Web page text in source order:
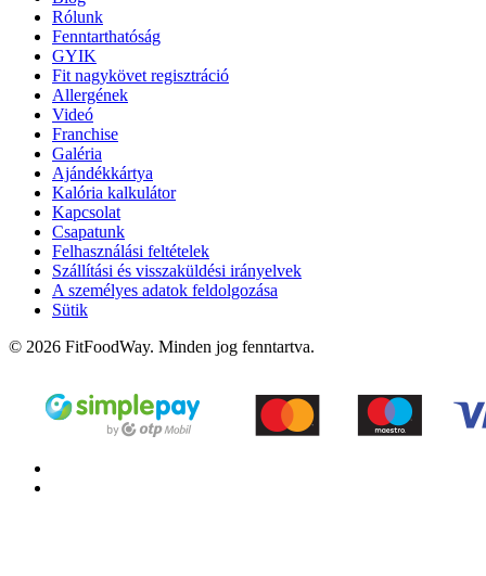
Rólunk
Fenntarthatóság
GYIK
Fit nagykövet regisztráció
Allergének
Videó
Franchise
Galéria
Ajándékkártya
Kalória kalkulátor
Kapcsolat
Csapatunk
Felhasználási feltételek
Szállítási és visszaküldési irányelvek
A személyes adatok feldolgozása
Sütik
© 2026 FitFoodWay. Minden jog fenntartva.